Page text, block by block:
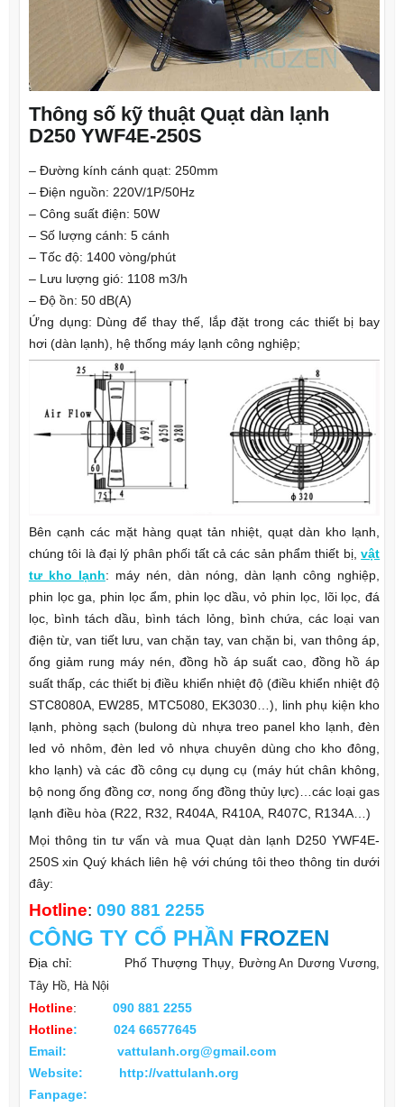
Thông số kỹ thuật Quạt dàn lạnh
D250 YWF4E-250S
– Đường kính cánh quạt: 250mm
– Điện nguồn: 220V/1P/50Hz
– Công suất điện: 50W
– Số lượng cánh: 5 cánh
– Tốc độ: 1400 vòng/phút
– Lưu lượng gió: 1108 m3/h
– Độ ồn: 50 dB(A)
Ứng dụng: Dùng để thay thế, lắp đặt trong các thiết bị bay
hơi (dàn lạnh), hệ thống máy lạnh công nghiệp;
Bên cạnh các mặt hàng quạt tản nhiệt, quạt dàn kho lạnh,
chúng tôi là đại lý phân phối tất cả các sản phẩm thiết bị,vật
tư kho lạnh: máy nén, dàn nóng, dàn lạnh công nghiệp,
phin lọc ga, phin lọc ẩm, phin lọc dầu, vỏ phin lọc, lõi lọc, đá
lọc, bình tách dầu, bình tách lỏng, bình chứa, các loại van
điện từ, van tiết lưu, van chặn tay, van chặn bi, van thông áp,
ống giảm rung máy nén, đồng hồ áp suất cao, đồng hồ áp
suất thấp, các thiết bị điều khiển nhiệt độ (điều khiển nhiệt độ
STC8080A, EW285, MTC5080, EK3030…), linh phụ kiện kho
lạnh, phòng sạch (bulong dù nhựa treo panel kho lạnh, đèn
led vỏ nhôm, đèn led vỏ nhựa chuyên dùng cho kho đông,
kho lạnh) và các đồ công cụ dụng cụ (máy hút chân không,
bộ nong ống đồng cơ, nong ống đồng thủy lực)…các loại gas
lạnh điều hòa (R22, R32, R404A, R410A, R407C, R134A…)
Mọi thông tin tư vấn và mua Quạt dàn lạnh D250 YWF4E-
250S xin Quý khách liên hệ với chúng tôi theo thông tin dưới
đây:
Hotline: 090 881 2255
CÔNG TYCỔ PHẦN FROZEN
Địa chỉ: Phố Thượng Thụy, Đường An Dương Vương,
Tây Hồ, Hà Nội
Hotline:
090 881 2255
Hotline:
024 66577645
Email: vattulanh.org@gmail.com
Website: http://vattulanh.org
Fanpage: